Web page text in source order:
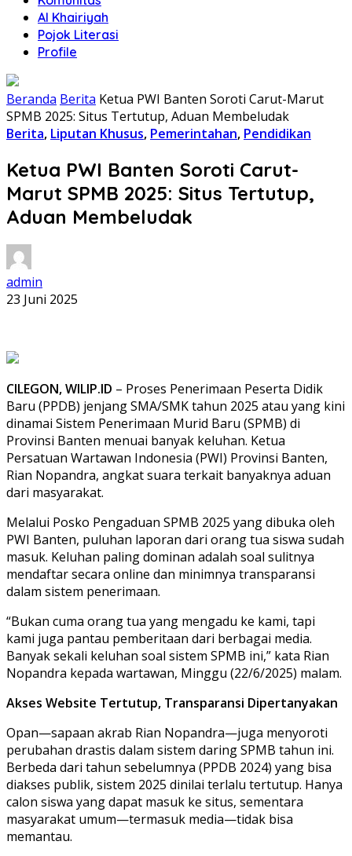
Al Khairiyah
Pojok Literasi
Profile
Beranda Berita Ketua PWI Banten Soroti Carut-Marut
SPMB 2025: Situs Tertutup, Aduan Membeludak
Berita, Liputan Khusus, Pemerintahan, Pendidikan
Ketua PWI Banten Soroti Carut-
Marut SPMB 2025: Situs Tertutup,
Aduan Membeludak
admin
23 Juni 2025
CILEGON, WILIP.ID – Proses Penerimaan Peserta Didik
Baru (PPDB) jenjang SMA/SMK tahun 2025 atau yang kini
dinamai Sistem Penerimaan Murid Baru (SPMB) di
Provinsi Banten menuai banyak keluhan. Ketua
Persatuan Wartawan Indonesia (PWI) Provinsi Banten,
Rian Nopandra, angkat suara terkait banyaknya aduan
dari masyarakat.
Melalui Posko Pengaduan SPMB 2025 yang dibuka oleh
PWI Banten, puluhan laporan dari orang tua siswa sudah
masuk. Keluhan paling dominan adalah soal sulitnya
mendaftar secara online dan minimnya transparansi
dalam sistem penerimaan.
“Bukan cuma orang tua yang mengadu ke kami, tapi
kami juga pantau pemberitaan dari berbagai media.
Banyak sekali keluhan soal sistem SPMB ini,” kata Rian
Nopandra kepada wartawan, Minggu (22/6/2025) malam.
Akses Website Tertutup, Transparansi Dipertanyakan
Opan—sapaan akrab Rian Nopandra—juga menyoroti
perubahan drastis dalam sistem daring SPMB tahun ini.
Berbeda dari tahun sebelumnya (PPDB 2024) yang bisa
diakses publik, sistem 2025 dinilai terlalu tertutup. Hanya
calon siswa yang dapat masuk ke situs, sementara
masyarakat umum—termasuk media—tidak bisa
memantau.